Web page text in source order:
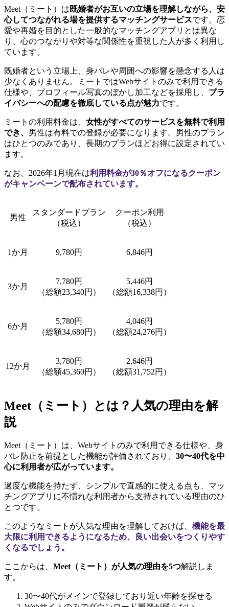
Meet（ミート）は既婚者がお互いの立場を理解しながら、安
心してつながれる場を提供するマッチングサービスです。恋
愛や再婚を目的とした一般的なマッチングアプリとは異な
り、心のつながりや対等な関係性を重視した人が多く利用し
ています。
既婚者という立場上、身バレや周囲への影響を懸念する人は
少なくありません。ミートではWebサイトのみで利用できる
仕様や、プロフィール写真のぼかし加工などを採用し、 プラ
イバシーへの配慮を徹底している点が魅力です。
ミートの利用料金は、 女性がすべてのサービスを無料で利用
でき、 男性は有料での登録が必要になります。男性のプラン
はひとつのみであり、長期のプランほどお得に設定されてい
ます。
なお、2026年1月現在は利用料金が30％オフになるクーポン
がキャンペーンで配布されています。
男性
スタンダードプラン
（税込）
クーポン利用
（税込）
1か月 9,780円 6,846円
3か月
7,780円
（総額23,340円）
5,446円
（総額16,338円）
6か月
5,780円
（総額34,680円）
4,046円
（総額24,276円）
12か月
3,780円
（総額45,360円）
2,646円
（総額31,752円）
Meet（ミート）とは？人気の理由を解
説
Meet（ミート）は、Webサイトのみで利用できる仕様や、身
バレ防止を前提とした機能が評価されており、 30〜40代を中
心に利用者が広がっています。
過度な機能を持たず、シンプルで直感的に使える点も、マッ
チングアプリに不慣れな利用者から支持されている理由のひ
とつです。
このようなミートが人気な理由を理解しておけば、 機能を最
大限に利用できるようになるため、良い出会いをつくりやす
くなるでしょう。
ここからは、 Meet（ミート）が人気の理由を5つ解説しま
す。
30〜40代がメインで登録しており近い年齢を探せる